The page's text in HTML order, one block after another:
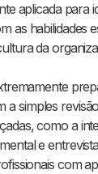
aplicada para
as habilidades
da
a simples
como a
e
com